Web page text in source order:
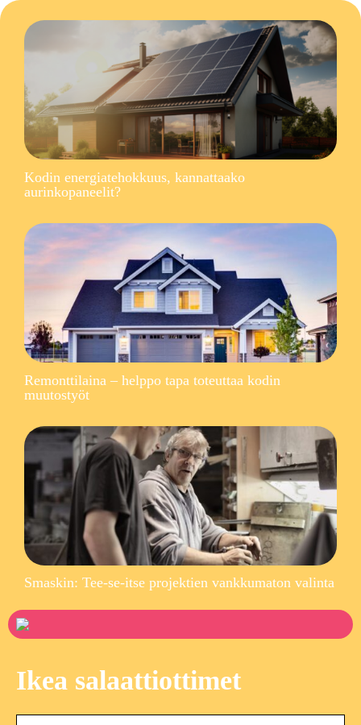
Kodin energiatehokkuus, kannattaako
aurinkopaneelit?
Remonttilaina – helppo tapa toteuttaa kodin
muutostyöt
Smaskin: Tee-se-itse projektien vankkumaton valinta
Ikea salaattiottimet